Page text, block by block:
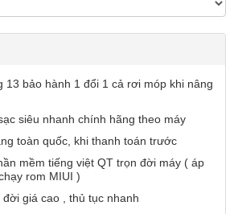
13 bảo hành 1 đổi 1 cả rơi móp khi nâng
siêu nhanh chính hãng theo máy
toàn quốc, khi thanh toán trước
mềm tiếng việt QT trọn đời máy ( áp
rom MIUI )
giá cao , thủ tục nhanh